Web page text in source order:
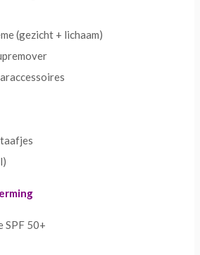
(gezicht + lichaam)
SPF 50+